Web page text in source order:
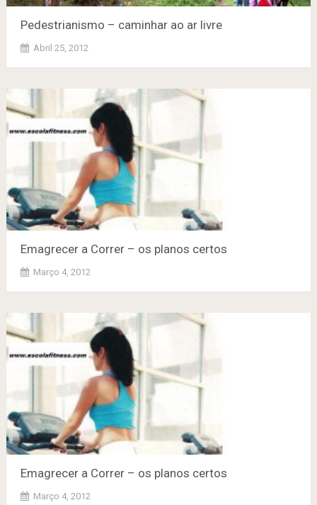
Pedestrianismo – caminhar ao ar livre
Abril 25, 2012
Emagrecer a Correr – os planos certos
Março 4, 2012
Emagrecer a Correr – os planos certos
Março 4, 2012